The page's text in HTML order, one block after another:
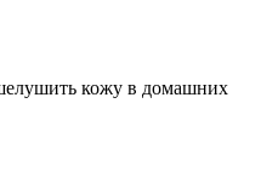
кожу в домашних